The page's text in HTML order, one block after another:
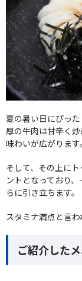
夏の暑い日にぴっ
厚の牛肉は甘辛く
味わいが広がります。
そして、その上に
ントとなっており
らに引き立ちます。
スタミナ満点と言わ
ご紹介した